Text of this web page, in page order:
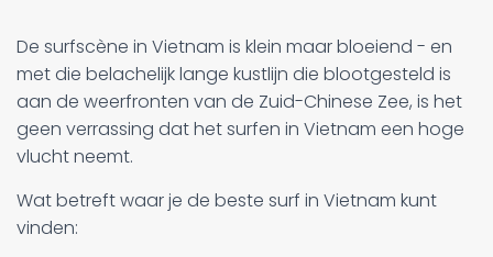
De surfscène in Vietnam is klein maar bloeiend - en
met die belachelijk lange kustlijn die blootgesteld is
aan de weerfronten van de Zuid-Chinese Zee, is het
geen verrassing dat het surfen in Vietnam een hoge
vlucht neemt.
Wat betreft waar je de beste surf in Vietnam kunt
vinden: